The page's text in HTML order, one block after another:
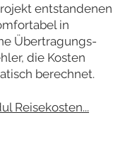
entstandenen
in
Übertragungs-
die Kosten
berechnet.
Reisekosten...